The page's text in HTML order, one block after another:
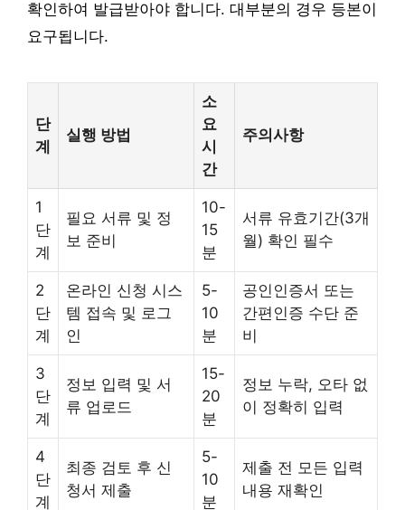
확인하여 발급받아야 합니다. 대부분의 경우 등본이
요구됩니다.
단
계
실행 방법
소
요
시
간
주의사항
1
단
계
필요 서류 및 정
보 준비
10-
15
분
서류 유효기간(3개
월) 확인 필수
2
단
계
온라인 신청 시스
템 접속 및 로그
인
5-
10
분
공인인증서 또는
간편인증 수단 준
비
3
단
계
정보 입력 및 서
류 업로드
15-
20
분
정보 누락, 오타 없
이 정확히 입력
4
단
계
최종 검토 후 신
청서 제출
5-
10
분
제출 전 모든 입력
내용 재확인